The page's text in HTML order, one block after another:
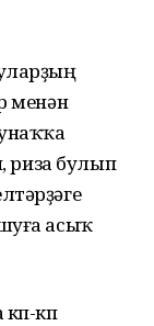
менән
булып
асыҡ
күп